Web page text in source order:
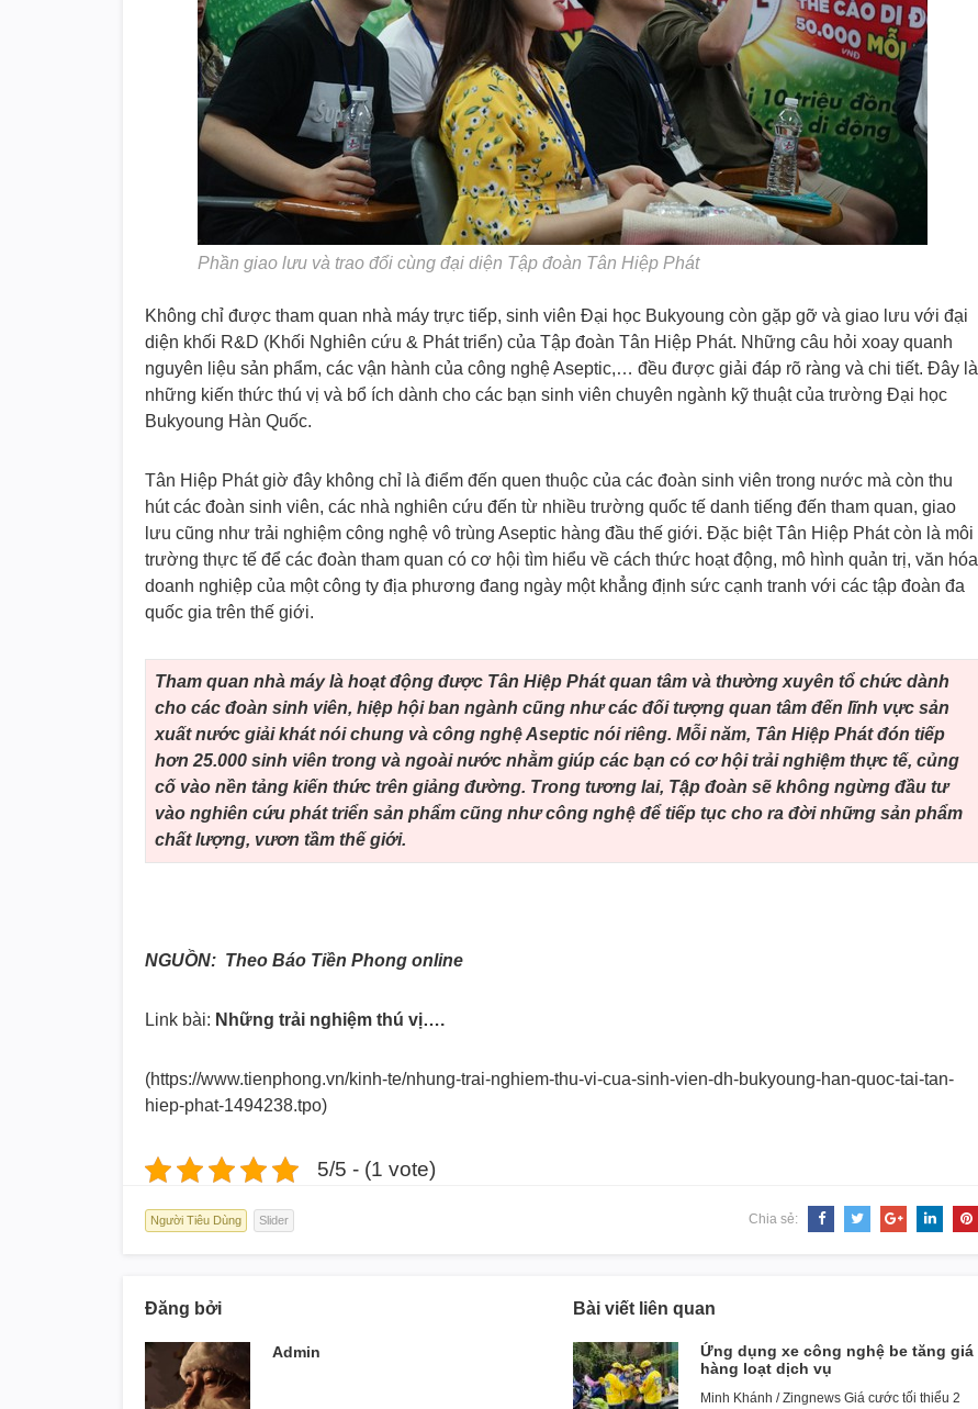
Phần giao lưu và trao đổi cùng đại diện Tập đoàn Tân Hiệp Phát
Không chỉ được tham quan nhà máy trực tiếp, sinh viên Đại học Bukyoung còn gặp gỡ và giao lưu với đại
diện khối R&D (Khối Nghiên cứu & Phát triển) của Tập đoàn Tân Hiệp Phát. Những câu hỏi xoay quanh
nguyên liệu sản phẩm, các vận hành của công nghệ Aseptic,… đều được giải đáp rõ ràng và chi tiết. Đây là
những kiến thức thú vị và bổ ích dành cho các bạn sinh viên chuyên ngành kỹ thuật của trường Đại học
Bukyoung Hàn Quốc.
Tân Hiệp Phát giờ đây không chỉ là điểm đến quen thuộc của các đoàn sinh viên trong nước mà còn thu
hút các đoàn sinh viên, các nhà nghiên cứu đến từ nhiều trường quốc tế danh tiếng đến tham quan, giao
lưu cũng như trải nghiệm công nghệ vô trùng Aseptic hàng đầu thế giới. Đặc biệt Tân Hiệp Phát còn là môi
trường thực tế để các đoàn tham quan có cơ hội tìm hiểu về cách thức hoạt động, mô hình quản trị, văn hóa
doanh nghiệp của một công ty địa phương đang ngày một khẳng định sức cạnh tranh với các tập đoàn đa
quốc gia trên thế giới.
Tham quan nhà máy là hoạt động được Tân Hiệp Phát quan tâm và thường xuyên tổ chức dành
cho các đoàn sinh viên, hiệp hội ban ngành cũng như các đối tượng quan tâm đến lĩnh vực sản
xuất nước giải khát nói chung và công nghệ Aseptic nói riêng. Mỗi năm, Tân Hiệp Phát đón tiếp
hơn 25.000 sinh viên trong và ngoài nước nhằm giúp các bạn có cơ hội trải nghiệm thực tế, củng
cố vào nền tảng kiến thức trên giảng đường. Trong tương lai, Tập đoàn sẽ không ngừng đầu tư
vào nghiên cứu phát triển sản phẩm cũng như công nghệ để tiếp tục cho ra đời những sản phẩm
chất lượng, vươn tầm thế giới.
NGUỒN: Theo Báo Tiền Phong online
Link bài: Những trải nghiệm thú vị….
(https://www.tienphong.vn/kinh-te/nhung-trai-nghiem-thu-vi-cua-sinh-vien-dh-bukyoung-han-quoc-tai-tan-
hiep-phat-1494238.tpo)
5/5 - (1 vote)
Người Tiêu Dùng Slider Chia sẻ:
Đăng bởi
Admin
Bài viết liên quan
Ứng dụng xe công nghệ be tăng giá
hàng loạt dịch vụ
Minh Khánh / Zingnews Giá cước tối thiểu 2